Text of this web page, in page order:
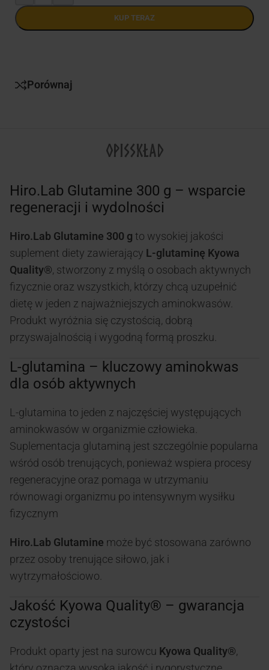
KUP TERAZ
Porównaj
OPISSKŁAD
Hiro.Lab Glutamine 300 g – wsparcie
regeneracji i wydolności
Hiro.Lab Glutamine 300 g to wysokiej jakości
suplement diety zawierający L-glutaminę Kyowa
Quality®, stworzony z myślą o osobach aktywnych
fizycznie oraz wszystkich, którzy chcą uzupełnić
dietę w jeden z najważniejszych aminokwasów.
Produkt wyróżnia się czystością, dobrą
przyswajalnością i wygodną formą proszku.
L-glutamina – kluczowy aminokwas
dla osób aktywnych
L-glutamina to jeden z najczęściej występujących
aminokwasów w organizmie człowieka.
Suplementacja glutaminą jest szczególnie popularna
wśród osób trenujących, ponieważ wspiera procesy
regeneracyjne oraz pomaga w utrzymaniu
równowagi organizmu po intensywnym wysiłku
fizycznym
Hiro.Lab Glutamine może być stosowana zarówno
przez osoby trenujące siłowo, jak i
wytrzymałościowo.
Jakość Kyowa Quality® – gwarancja
czystości
Produkt oparty jest na surowcu Kyowa Quality®,